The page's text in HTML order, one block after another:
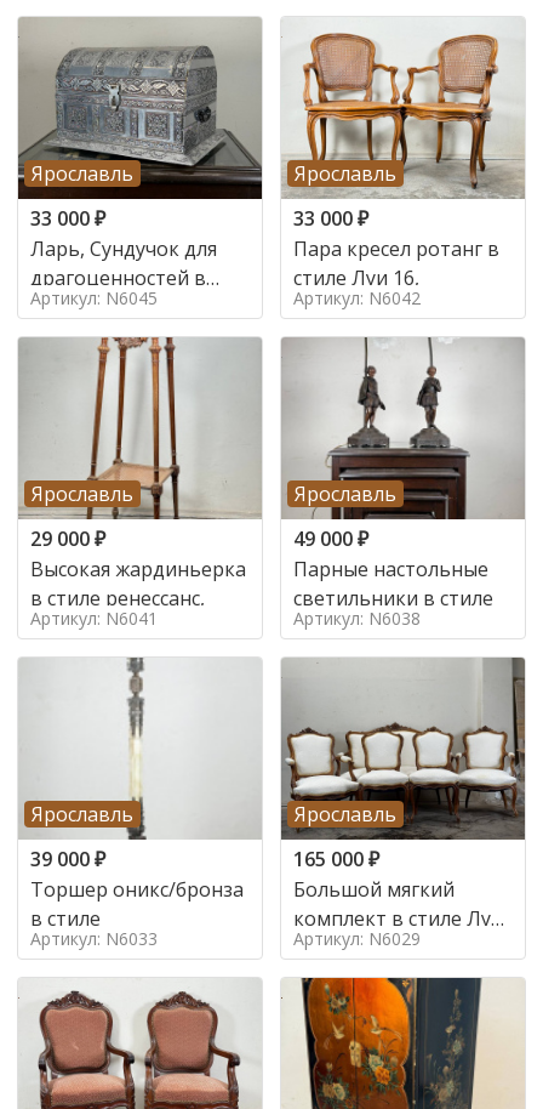
Ярославль
33 000₽
Ларь, Сундучок для
драгоценностей в
стиле
Артикул: N6045
Ярославль
33 000₽
Пара кресел ротанг в
стиле Луи 16,
Артикул: N6042
Ярославль
29 000₽
Высокая жардиньерка
в стиле ренессанс,
Артикул: N6041
Ярославль
49 000₽
Парные настольные
светильники в стиле
Артикул: N6038
Ярославль
39 000₽
Торшер оникс/бронза
в стиле
Артикул: N6033
Ярославль
165 000₽
Большой мягкий
комплект в стиле Луи
в стиле
Артикул: N6029